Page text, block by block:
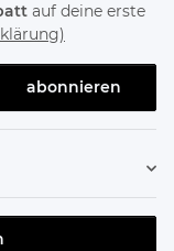
auf deine erste
abonnieren